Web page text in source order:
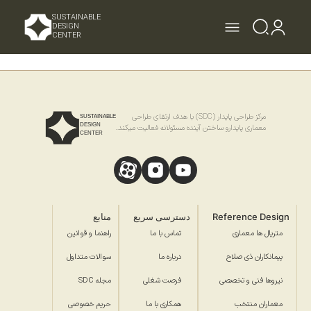
SUSTAINABLE
DESIGN
CENTER
مرکز طراحی پایدار (SDC) با هدف ارتقای طراحی
معماری پایدارو ساختن آینده مسئولانه فعالیت میکند.
SUSTAINABLE
DESIGN
CENTER
Reference Design
متریال ها معماری
پیمانکاران ذی صلاح
نیروها فنی و تخصصی
معماران منتخب
دسترسی سریع
تماس با ما
درباره ما
فرصت شغلی
همکاری با ما
منابع
راهنما و قوانین
سوالات متداول
مجله SDC
حریم خصوصی